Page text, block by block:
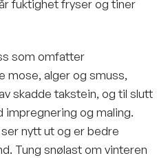
fuktighet fryser og tiner
som omfatter
mose, alger og smuss,
skadde takstein, og til slutt
impregnering og maling.
nytt ut og er bedre
Tung snølast om vinteren